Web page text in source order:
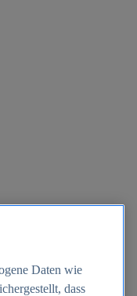
Daten wie
dass